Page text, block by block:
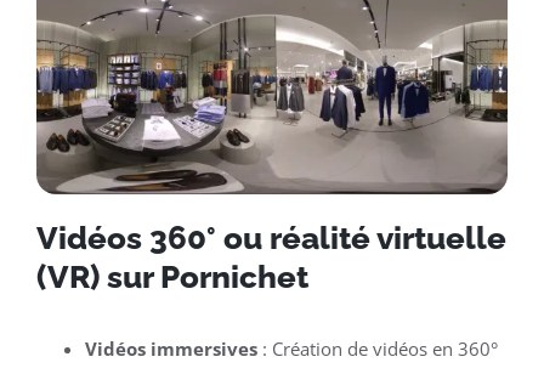
Vidéos 360° ou réalité virtuelle
(VR) sur Pornichet
Vidéos immersives: Création de vidéos en 360°